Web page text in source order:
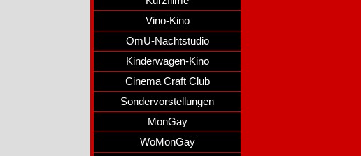
Vino-Kino
OmU-Nachtstudio
Kinderwagen-Kino
Cinema Craft Club
Sondervorstellungen
MonGay
WoMonGay